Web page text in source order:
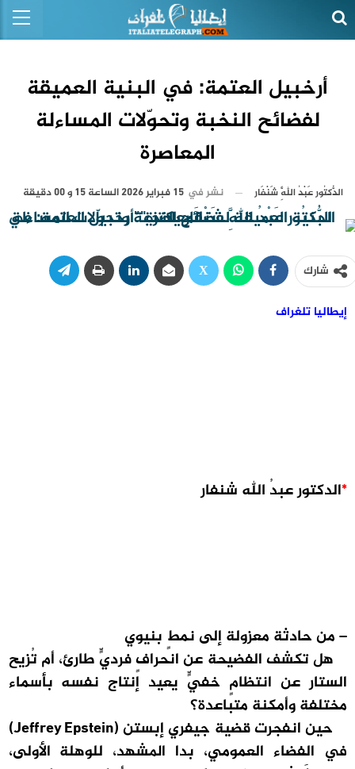
أرخبيل العتمة: في البنية العميقة
لفضائح النخبة وتحوّلات المساءلة
المعاصرة
الدُّكتُور عَبْدُ اللَّهِ شَنْفَار نشر في 15 فبراير 2026 الساعة 15 و 00 دقيقة
شارك
إيطاليا تلغراف
*الدكتور عبدُ الله شنفار
– من حادثة معزولة إلى نمطٍ بنيوي
هل تكشف الفضيحة عن انحرافٍ فرديٍّ طارئ، أم تُزيح
الستار عن انتظامٍ خفيٍّ يعيد إنتاج نفسه بأسماء
مختلفة وأمكنة متباعدة؟
حين انفجرت قضية جيفري إبستن (Jeffrey Epstein)
في الفضاء العمومي، بدا المشهد، للوهلة الأولى،